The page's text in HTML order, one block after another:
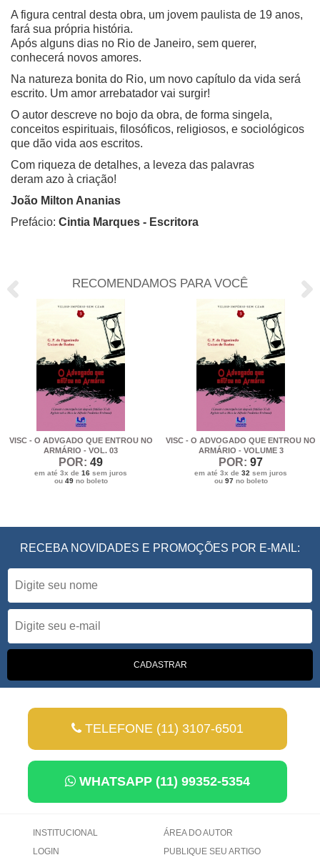
A figura central desta obra, um jovem paulista de 19 anos,
fará sua própria história.
Após alguns dias no Rio de Janeiro, sem querer,
conhecerá novos amores.
Na natureza bonita do Rio, um novo capítulo da vida será
escrito. Um amor arrebatador vai surgir!
O autor descreve no bojo da obra, de forma singela,
conceitos espirituais, filosóficos, religiosos, e sociológicos
que dão vida aos escritos.
Com riqueza de detalhes, a leveza das palavras
deram azo à criação!
João Milton Ananias
Prefácio: Cintia Marques - Escritora
RECOMENDAMOS PARA VOCÊ
VISC - O ADVGADO QUE ENTROU NO
ARMÁRIO - VOL. 03
POR: 49
em até 3x de 16 sem juros
ou 49no boleto
VISC - O ADVOGADO QUE ENTROU NO
ARMÁRIO - VOLUME 3
POR: 97
em até 3x de 32 sem juros
ou 97no boleto
RECEBA NOVIDADES E PROMOÇÕES POR E-MAIL:
TELEFONE (11) 3107-6501
WHATSAPP (11) 99352-5354
INSTITUCIONAL
LOGIN
ÁREA DO AUTOR
PUBLIQUE SEU ARTIGO